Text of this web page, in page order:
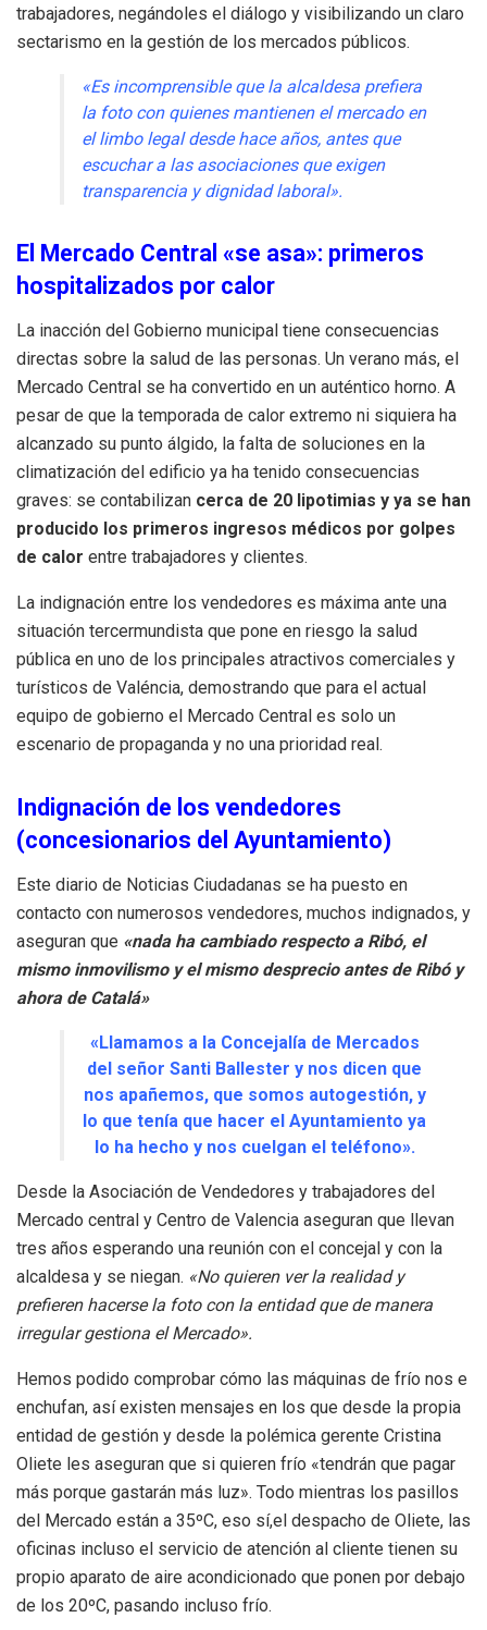
trabajadores, negándoles el diálogo y visibilizando un claro
sectarismo en la gestión de los mercados públicos.
«Es incomprensible que la alcaldesa prefiera
la foto con quienes mantienen el mercado en
el limbo legal desde hace años, antes que
escuchar a las asociaciones que exigen
transparencia y dignidad laboral».
El Mercado Central «se asa»: primeros
hospitalizados por calor
La inacción del Gobierno municipal tiene consecuencias
directas sobre la salud de las personas. Un verano más, el
Mercado Central se ha convertido en un auténtico horno. A
pesar de que la temporada de calor extremo ni siquiera ha
alcanzado su punto álgido, la falta de soluciones en la
climatización del edificio ya ha tenido consecuencias
graves: se contabilizan cerca de 20 lipotimias y ya se han
producido los primeros ingresos médicos por golpes
de calor entre trabajadores y clientes.
La indignación entre los vendedores es máxima ante una
situación tercermundista que pone en riesgo la salud
pública en uno de los principales atractivos comerciales y
turísticos de Valéncia, demostrando que para el actual
equipo de gobierno el Mercado Central es solo un
escenario de propaganda y no una prioridad real.
Indignación de los vendedores
(concesionarios del Ayuntamiento)
Este diario de Noticias Ciudadanas se ha puesto en
contacto con numerosos vendedores, muchos indignados, y
aseguran que «nada ha cambiado respecto a Ribó, el
mismo inmovilismo y el mismo desprecio antes de Ribó y
ahora de Catalá»
«Llamamos a la Concejalía de Mercados
del señor Santi Ballester y nos dicen que
nos apañemos, que somos autogestión, y
lo que tenía que hacer el Ayuntamiento ya
lo ha hecho y nos cuelgan el teléfono».
Desde la Asociación de Vendedores y trabajadores del
Mercado central y Centro de Valencia aseguran que llevan
tres años esperando una reunión con el concejal y con la
alcaldesa y se niegan. «No quieren ver la realidad y
prefieren hacerse la foto con la entidad que de manera
irregular gestiona el Mercado».
Hemos podido comprobar cómo las máquinas de frío nos e
enchufan, así existen mensajes en los que desde la propia
entidad de gestión y desde la polémica gerente Cristina
Oliete les aseguran que si quieren frío «tendrán que pagar
más porque gastarán más luz». Todo mientras los pasillos
del Mercado están a 35ºC, eso sí,el despacho de Oliete, las
oficinas incluso el servicio de atención al cliente tienen su
propio aparato de aire acondicionado que ponen por debajo
de los 20ºC, pasando incluso frío.